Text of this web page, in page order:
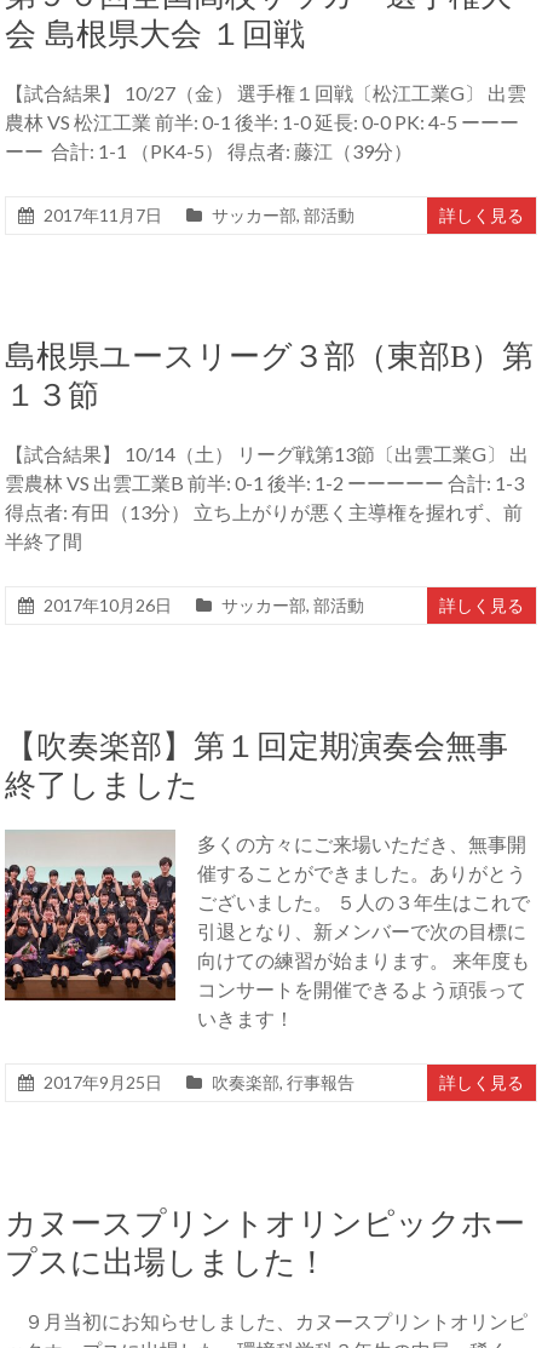
会 島根県大会 １回戦
【試合結果】 10/27（金） 選手権１回戦〔松江工業G〕 出雲
農林 VS 松江工業 前半: 0-1 後半: 1-0 延長: 0-0 PK: 4-5 ーーー
ーー 合計: 1-1 （PK4-5） 得点者: 藤江（39分）
2017年11月7日 サッカー部,部活動 詳しく見る
島根県ユースリーグ３部（東部B）第
１３節
【試合結果】 10/14（土） リーグ戦第13節〔出雲工業G〕 出
雲農林 VS 出雲工業B 前半: 0-1 後半: 1-2 ーーーーー 合計: 1-3
得点者: 有田（13分） 立ち上がりが悪く主導権を握れず、前
半終了間
2017年10月26日 サッカー部,部活動 詳しく見る
【吹奏楽部】第１回定期演奏会無事
終了しました
多くの方々にご来場いただき、無事開
催することができました。ありがとう
ございました。 ５人の３年生はこれで
引退となり、新メンバーで次の目標に
向けての練習が始まります。 来年度も
コンサートを開催できるよう頑張って
いきます！
2017年9月25日 吹奏楽部,行事報告 詳しく見る
カヌースプリントオリンピックホー
プスに出場しました！
９月当初にお知らせしました、カヌースプリントオリンピ